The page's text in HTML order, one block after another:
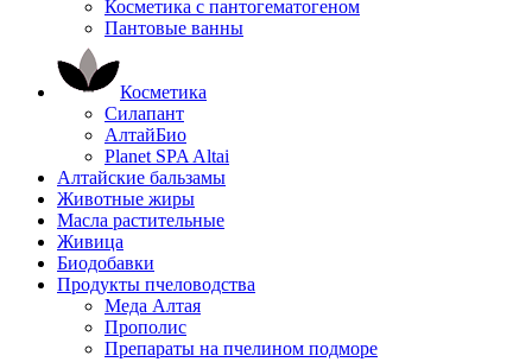
Косметика с пантогематогеном
Пантовые ванны
Косметика
Силапант
АлтайБио
Planet SPA Altai
Алтайские бальзамы
Животные жиры
Масла растительные
Живица
Биодобавки
Продукты пчеловодства
Меда Алтая
Прополис
Препараты на пчелином подморе